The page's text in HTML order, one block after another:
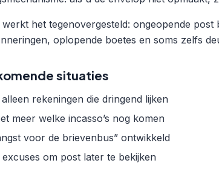
het tegenovergesteld: ongeopende post
oplopende boetes en soms zelfs
situaties
rekeningen die dringend lijken
meer welke incasso’s nog komen
voor de brievenbus” ontwikkeld
om post later te bekijken